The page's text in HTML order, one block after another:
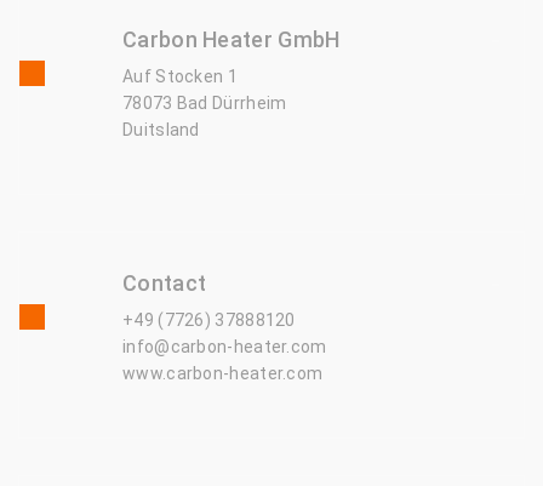
Carbon Heater GmbH
Auf Stocken 1
78073 Bad Dürrheim
Duitsland
Contact
+49 (7726) 37888120
info@carbon-heater.com
www.carbon-heater.com